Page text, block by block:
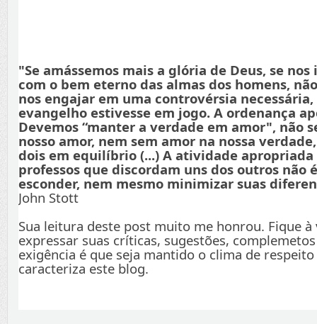
"Se amássemos mais a glória de Deus, se
com o bem eterno das almas dos homens,
nos engajar em uma controvérsia
evangelho estivesse em jogo. A ordenança
Devemos “manter a verdade em amor", não
nosso amor, nem sem amor na nossa
dois em equilíbrio (...) A atividade apropriada
professos que discordam uns dos outros não
esconder, nem mesmo minimizar suas
John Stott
Sua leitura deste post muito me honrou. Fique à
expressar suas críticas, sugestões,
exigência é que seja mantido o clima de
caracteriza este blog.